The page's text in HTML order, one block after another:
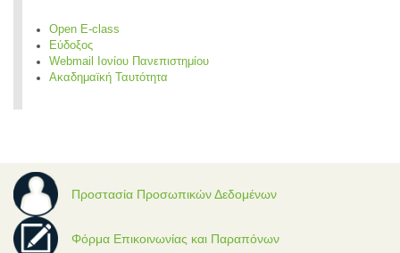
Open E-class
Εύδοξος
Webmail Ιονίου Πανεπιστημίου
Ακαδημαϊκή Ταυτότητα
Προστασία Προσωπικών Δεδομένων
Φόρμα Επικοινωνίας και Παραπόνων